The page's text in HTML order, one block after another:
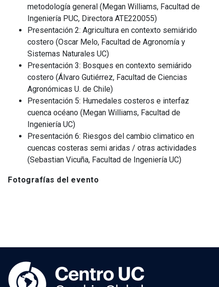
metodología general (Megan Williams, Facultad de
Ingeniería PUC, Directora ATE220055)
Presentación 2: Agricultura en contexto semiárido
costero (Oscar Melo, Facultad de Agronomía y
Sistemas Naturales UC)
Presentación 3: Bosques en contexto semiárido
costero (Álvaro Gutiérrez, Facultad de Ciencias
Agronómicas U. de Chile)
Presentación 5: Humedales costeros e interfaz
cuenca océano (Megan Williams, Facultad de
Ingeniería UC)
Presentación 6: Riesgos del cambio climatico en
cuencas costeras semi aridas / otras actividades
(Sebastian Vicuña, Facultad de Ingeniería UC)
Fotografías del evento